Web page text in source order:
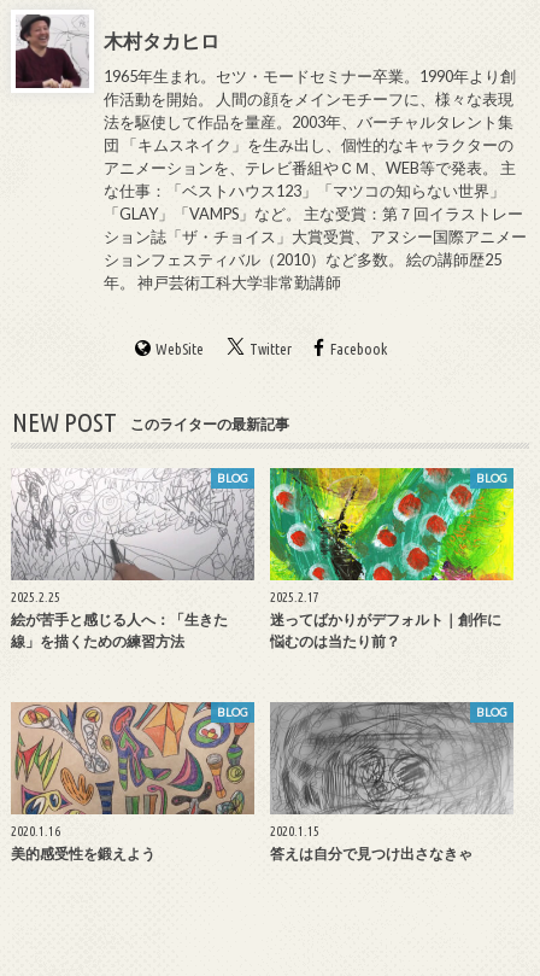
木村タカヒロ
1965年生まれ。セツ・モードセミナー卒業。1990年より創
作活動を開始。 人間の顔をメインモチーフに、様々な表現
法を駆使して作品を量産。2003年、バーチャルタレント集
団 「キムスネイク」を生み出し、個性的なキャラクターの
アニメーションを、テレビ番組やＣＭ、WEB等で発表。 主
な仕事：「ベストハウス123」「マツコの知らない世界」
「GLAY」「VAMPS」など。 主な受賞：第７回イラストレー
ション誌「ザ・チョイス」大賞受賞、アヌシー国際アニメー
ションフェスティバル（2010）など多数。 絵の講師歴25
年。 神戸芸術工科大学非常勤講師
WebSite Twitter Facebook
NEW POST このライターの最新記事
BLOG
2025.2.25
絵が苦手と感じる人へ：「生きた
線」を描くための練習方法
BLOG
2025.2.17
迷ってばかりがデフォルト｜創作に
悩むのは当たり前？
BLOG
2020.1.16
美的感受性を鍛えよう
BLOG
2020.1.15
答えは自分で見つけ出さなきゃ